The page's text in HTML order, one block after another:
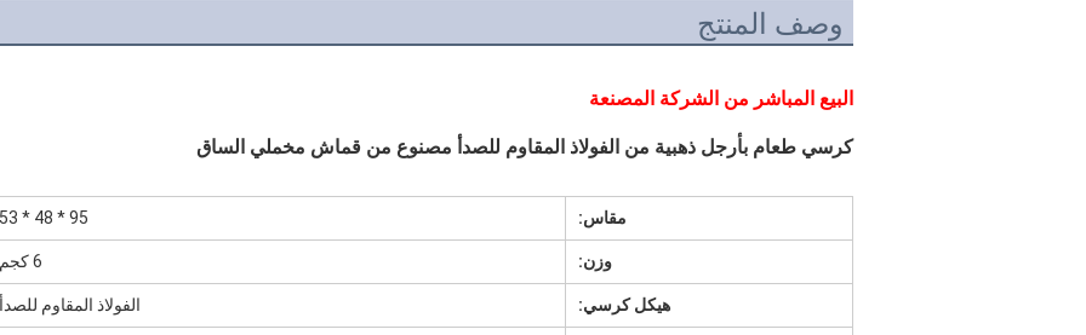
وصف المنتج
البيع المباشر من الشركة المصنعة
كرسي طعام بأرجل ذهبية من الفولاذ المقاوم للصدأ مصنوع من قماش مخملي الساق
مقاس: 95 * 48 * 53
وزن: 6 كجم
هيكل كرسي: الفولاذ المقاوم للصدأ